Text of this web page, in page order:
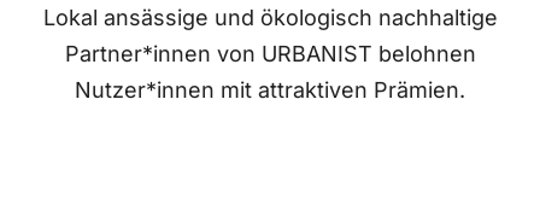
Lokal ansässige und ökologisch nachhaltige
Partner*innen von URBANIST belohnen
Nutzer*innen mit attraktiven Prämien.